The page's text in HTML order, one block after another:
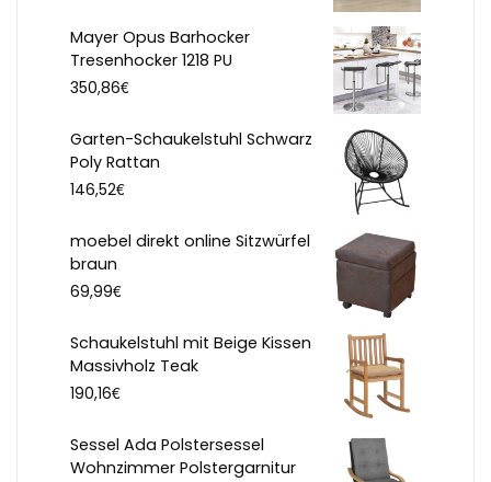
Mayer Opus Barhocker
Tresenhocker 1218 PU
350,86€
Garten-Schaukelstuhl Schwarz
Poly Rattan
146,52€
moebel direkt online Sitzwürfel
braun
69,99€
Schaukelstuhl mit Beige Kissen
Massivholz Teak
190,16€
Sessel Ada Polstersessel
Wohnzimmer Polstergarnitur